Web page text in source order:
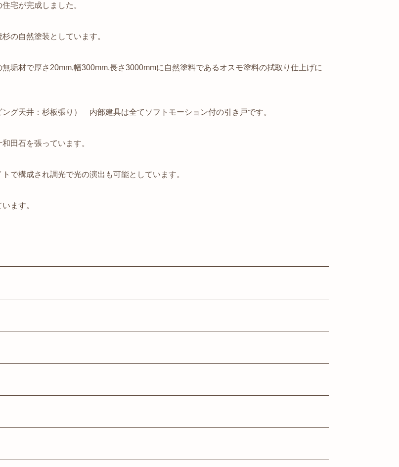
宅が完成しました。
の自然塗装としています。
垢材で厚さ20mm,幅300mm,長さ3000mmに自然塗料であるオスモ塗料の拭取り仕上げに
グ天井：杉板張り） 内部建具は全てソフトモーション付の引き戸です。
田石を張っています。
で構成され調光で光の演出も可能としています。
ます。